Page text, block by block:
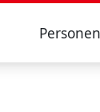
Personen